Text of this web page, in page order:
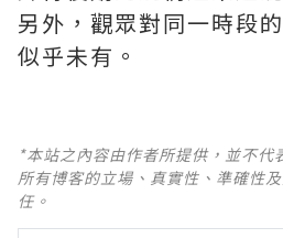
另外，觀眾對同一時段
似乎未有。
*本站之內容由作者所提供，並不代
所有博客的立場、真實性、準確性
任。